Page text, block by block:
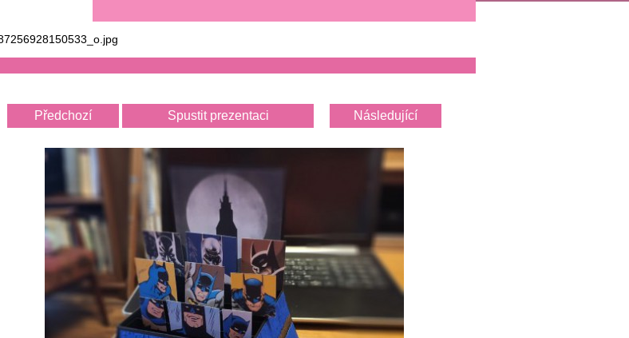
Předchozí Spustit prezentaci Následující